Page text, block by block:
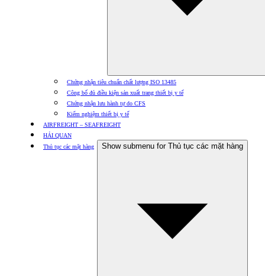
Chứng nhận tiêu chuẩn chất lượng ISO 13485
Công bố đủ điều kiện sản xuất trang thiết bị y tế
Chứng nhận lưu hành tự do CFS
Kiểm nghiệm thiết bị y tế
AIRFREIGHT – SEAFREIGHT
HẢI QUAN
Thủ tục các mặt hàng
Show submenu for Thủ tục các mặt hàng